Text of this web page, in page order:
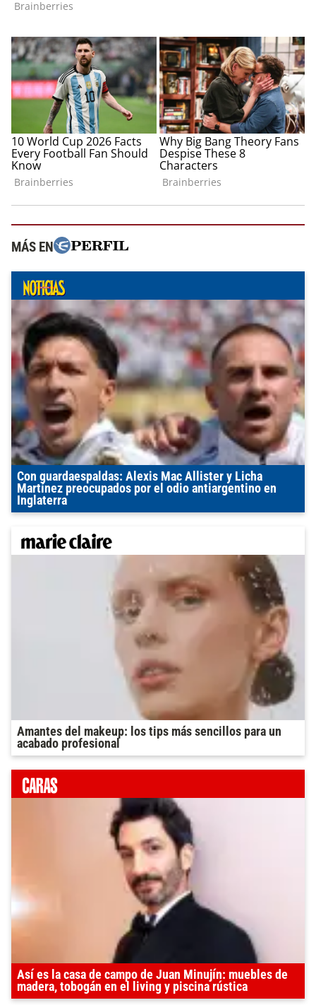
MÁS EN
Con guardaespaldas: Alexis Mac Allister y Licha
Martínez preocupados por el odio antiargentino en
Inglaterra
Amantes del makeup: los tips más sencillos para un
acabado profesional
Así es la casa de campo de Juan Minujín: muebles de
madera, tobogán en el living y piscina rústica